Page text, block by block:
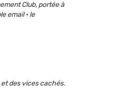
Club, portée à
email · le
des vices cachés.